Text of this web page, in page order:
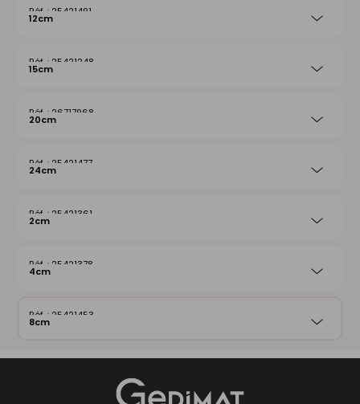
25421491
12cm
25421248
15cm
26717968
20cm
25421477
24cm
25421361
2cm
25421378
4cm
25421453
8cm